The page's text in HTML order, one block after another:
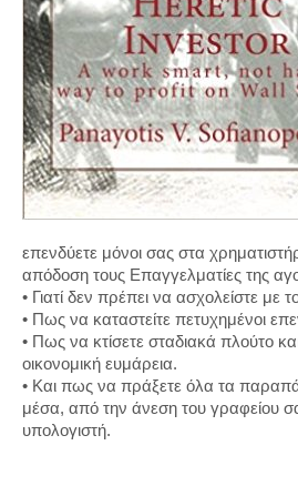
επενδύετε μόνοι σας στα
απόδοση τους Επαγγελματίες της
• Γιατί δεν πρέπει να ασχολείστε με
• Πως να καταστείτε πετυχημένοι
• Πως να κτίσετε σταδιακά πλούτο
οικονομική ευμάρεια.
• Και πως να πράξετε όλα τα
μέσα, από την άνεση του γραφείου
υπολογιστή.